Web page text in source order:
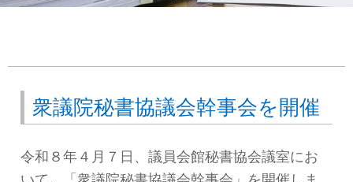
衆議院秘書協議会幹事会を開催
令和８年４月７日、議員会館秘書協会議室にお